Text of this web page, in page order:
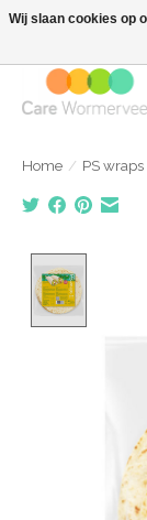
Tel: 075 617 10 37 |
Home / PS
Wij slaan cookies op